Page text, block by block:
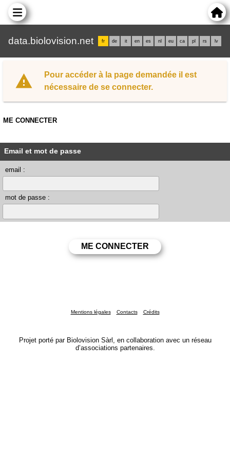
data.biolovision.net fr de it en es nl eu ca pl rs lv
Pour accéder à la page demandée il est
nécessaire de se connecter.
ME CONNECTER
Email et mot de passe
email :
mot de passe :
Mentions légales Contacts Crédits
Projet porté par Biolovision Sàrl, en collaboration avec un réseau
d’associations partenaires.